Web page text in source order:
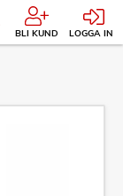
BLI KUND LOGGA IN